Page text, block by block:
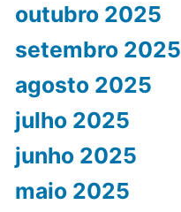
outubro 2025
setembro 2025
agosto 2025
julho 2025
junho 2025
maio 2025